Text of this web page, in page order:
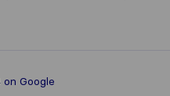
on Google